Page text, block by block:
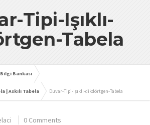
Tipi-Işıklı-
Tabela
Bilgi Bankası
| Askılı Tabela Duvar-Tipi-Işıklı-dikdörtgen-Tabela
0 Comments